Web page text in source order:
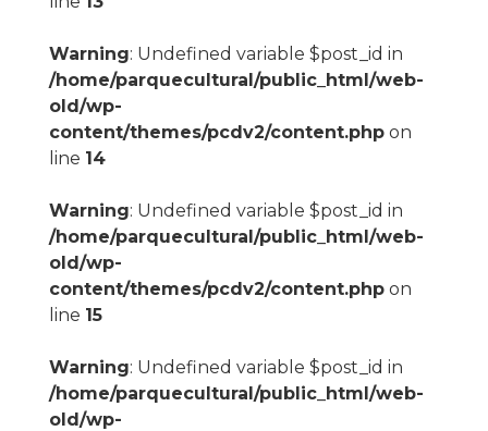
Warning: Undefined variable $post_id in
/home/parquecultural/public_html/web-
old/wp-
content/themes/pcdv2/content.phpon
line 14
Warning: Undefined variable $post_id in
/home/parquecultural/public_html/web-
old/wp-
content/themes/pcdv2/content.phpon
line 15
Warning: Undefined variable $post_id in
/home/parquecultural/public_html/web-
old/wp-